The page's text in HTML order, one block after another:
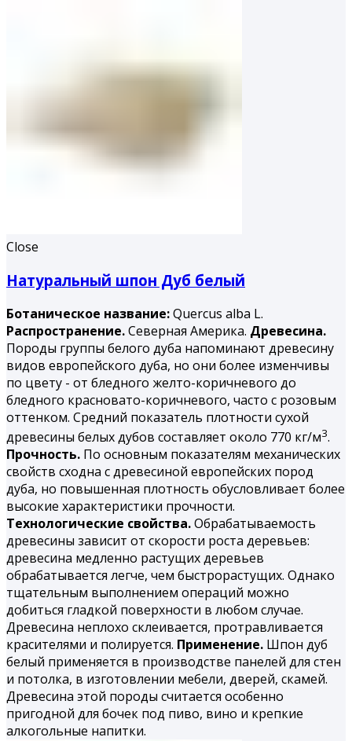
Close
Натуральный шпон Дуб белый
Ботаническое название:Quercus alba L.
Распространение.Северная Америка. Древесина.
Породы группы белого дуба напоминают древесину
видов европейского дуба, но они более изменчивы
по цвету - от бледного желто-коричневого до
бледного красновато-коричневого, часто с розовым
оттенком. Средний показатель плотности сухой
древесины белых дубов составляет около 770 кг/м3.
Прочность. По основным показателям механических
свойств сходна с древесиной европейских пород
дуба, но повышенная плотность обусловливает более
высокие характеристики прочности.
Технологические свойства.Обрабатываемость
древесины зависит от скорости роста деревьев:
древесина медленно растущих деревьев
обрабатывается легче, чем быстрорастущих. Однако
тщательным выполнением операций можно
добиться гладкой поверхности в любом случае.
Древесина неплохо склеивается, протравливается
красителями и полируется. Применение. Шпон дуб
белый применяется в производстве панелей для стен
и потолка, в изготовлении мебели, дверей, скамей.
Древесина этой породы считается особенно
пригодной для бочек под пиво, вино и крепкие
алкогольные напитки.